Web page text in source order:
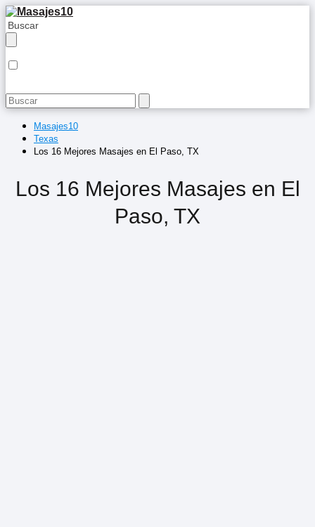
Masajes10
Texas
Los 16 Mejores Masajes en El Paso, TX
Los 16 Mejores Masajes en El
Paso, TX